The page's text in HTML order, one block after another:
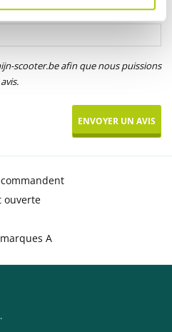
scooter.be afin que nous puissions
ouverte
A
.